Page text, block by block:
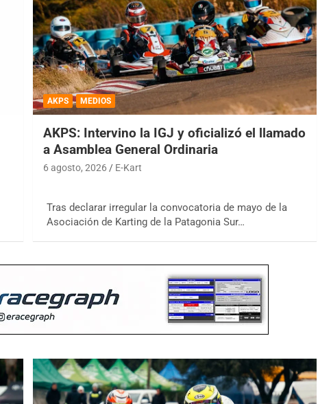
AKPS MEDIOS
AKPS: Intervino la IGJ y oficializó el llamado
a Asamblea General Ordinaria
6 agosto, 2026 E-Kart
Tras declarar irregular la convocatoria de mayo de la
Asociación de Karting de la Patagonia Sur…